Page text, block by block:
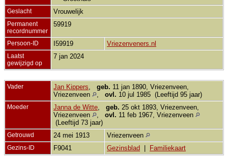
Geslacht Vrouwelijk
Permanent
recordnummer
59919
Persoon-ID I59919 Vriezenveners.nl
Laatst
gewijzigd op
7 jan 2024
Vader Jan Kippers geb. 11 jan 1890, Vriezenveen,
Vriezenveen
ovl. 10 jul 1985 (Leeftijd 95 jaar)
Moeder Janna de Witte geb. 25 okt 1893, Vriezenveen,
Vriezenveen
ovl. 11 feb 1967, Vriezenveen
(Leeftijd 73 jaar)
Getrouwd 24 mei 1913 Vriezenveen
Gezins-ID F9041 Gezinsblad Familiekaart